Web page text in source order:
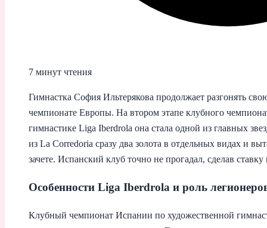
7 минут чтения
Гимнастка София Ильтерякова продолжает разгонять
чемпионате Европы. На втором этапе клубного
гимнастике Liga Iberdrola она стала одной из главных
из La Corredoria сразу два золота в отдельных видах и
зачете. Испанский клуб точно не прогадал, сделав
Особенности Liga Iberdrola и роль
Клубный чемпионат Испании по художественной